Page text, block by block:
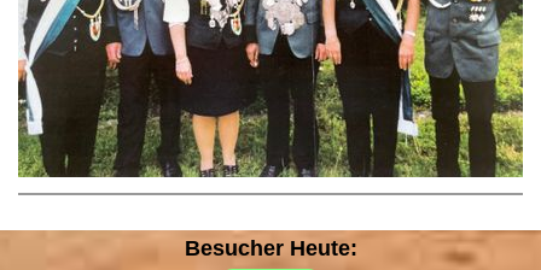
Besucher Heute: